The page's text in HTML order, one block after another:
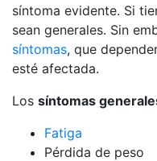
síntoma evidente. Si
sean generales. Sin
síntomas, que
esté afectada.
Los síntomas
Fatiga
Pérdida de peso